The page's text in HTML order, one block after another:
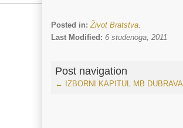
Posted in:Život Bratstva.
Last Modified: 6 studenoga, 2011
Post navigation
← IZBORNI KAPITUL MB DUBRAVA